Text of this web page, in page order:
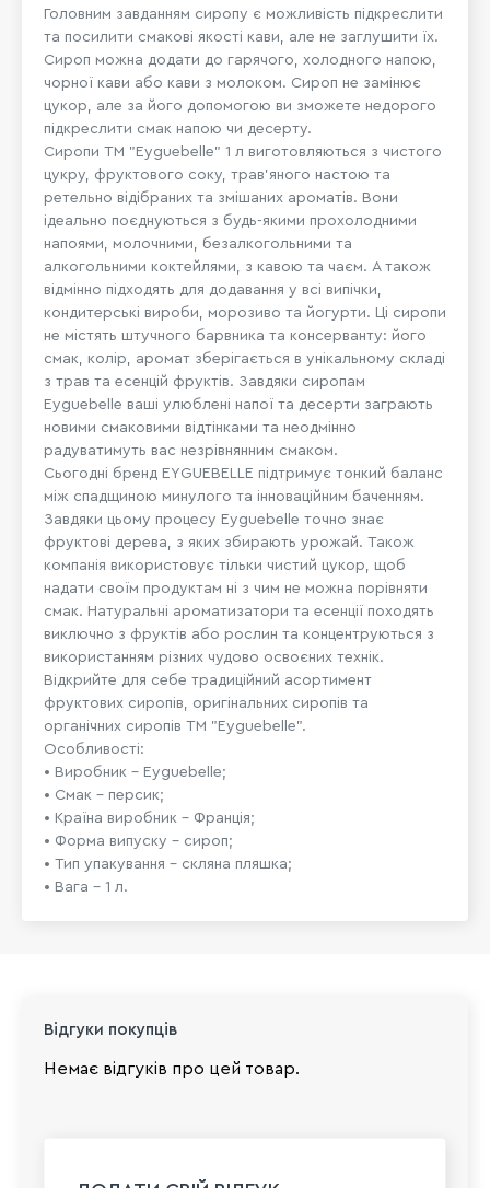
Головним завданням сиропу є можливість підкреслити
та посилити смакові якості кави, але не заглушити їх.
Сироп можна додати до гарячого, холодного напою,
чорної кави або кави з молоком. Сироп не замінює
цукор, але за його допомогою ви зможете недорого
підкреслити смак напою чи десерту.
Сиропи ТМ "Eyguebelle" 1 л виготовляються з чистого
цукру, фруктового соку, трав'яного настою та
ретельно відібраних та змішаних ароматів. Вони
ідеально поєднуються з будь-якими прохолодними
напоями, молочними, безалкогольними та
алкогольними коктейлями, з кавою та чаєм. А також
відмінно підходять для додавання у всі випічки,
кондитерські вироби, морозиво та йогурти. Ці сиропи
не містять штучного барвника та консерванту: його
смак, колір, аромат зберігається в унікальному складі
з трав та есенцій фруктів. Завдяки сиропам
Eyguebelle ваші улюблені напої та десерти заграють
новими смаковими відтінками та неодмінно
радуватимуть вас незрівнянним смаком.
Сьогодні бренд EYGUEBELLE підтримує тонкий баланс
між спадщиною минулого та інноваційним баченням.
Завдяки цьому процесу Eyguebelle точно знає
фруктові дерева, з яких збирають урожай. Також
компанія використовує тільки чистий цукор, щоб
надати своїм продуктам ні з чим не можна порівняти
смак. Натуральні ароматизатори та есенції походять
виключно з фруктів або рослин та концентруються з
використанням різних чудово освоєних технік.
Відкрийте для себе традиційний асортимент
фруктових сиропів, оригінальних сиропів та
органічних сиропів ТМ "Eyguebelle".
Особливості:
• Виробник – Eyguebelle;
• Смак – персик;
• Країна виробник – Франція;
• Форма випуску – сироп;
• Тип упакування – скляна пляшка;
• Вага – 1 л.
Відгуки покупців
Немає відгуків про цей товар.